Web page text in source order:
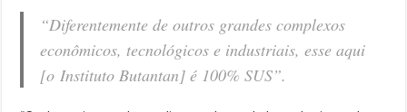
“Diferentemente de outros grandes complexos
econômicos, tecnológicos e industriais, esse aqui
[o Instituto Butantan] é 100% SUS”.